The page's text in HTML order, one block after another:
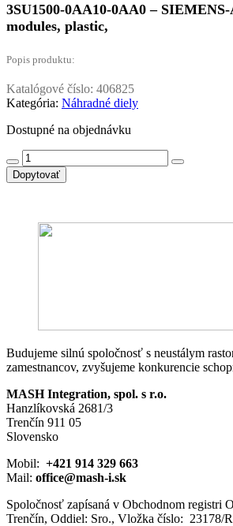
3SU1500-0AA10-0AA0 –
modules, plastic,
Popis produktu:
Katalógové číslo: 406825
Kategória: Náhradné diely
Dostupné na objednávku
množstvo
3SU1500-
0AA10-
SIEMENS-
Dopytovať
Budujeme silnú spoločnosť s neustálym
zamestnancov, zvyšujeme konkurencie
MASH Integration, spol. s r.o.
Hanzlíkovská 2681/3
Trenčín 911 05
Slovensko
Mobil: +421 914 329 663
Mail: office@mash-i.sk
Spoločnosť zapísaná v Obchodnom registri
Trenčín, Oddiel: Sro., Vložka číslo: 23178/R